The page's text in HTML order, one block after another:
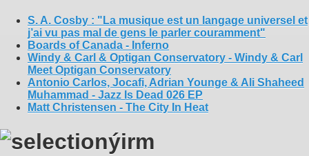
S. A. Cosby : "La musique est un langage universel et
j’ai vu pas mal de gens le parler couramment"
Boards of Canada - Inferno
Windy & Carl & Optigan Conservatory - Windy & Carl
Meet Optigan Conservatory
Antonio Carlos, Jocafi, Adrian Younge & Ali Shaheed
Muhammad - Jazz Is Dead 026 EP
Matt Christensen - The City In Heat